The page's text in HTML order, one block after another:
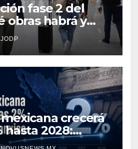
fase 2 del
obras habrá y
vuelos durante
JODP
crecerá
hasta 2028: